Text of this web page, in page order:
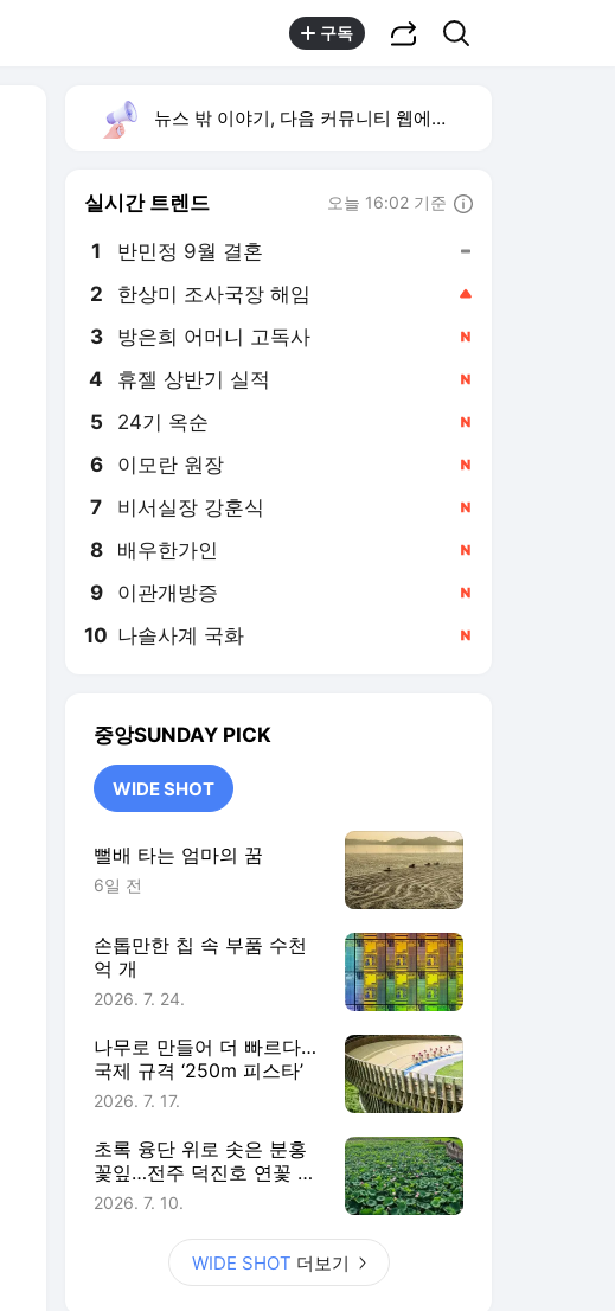
구독
뉴스 밖 이야기, 다음 커뮤니티 웹에서 보기
실시간 트렌드 오늘 16:02 기준
1 반민정 9월 결혼
2 한상미 조사국장 해임
3 방은희 어머니 고독사
4 휴젤 상반기 실적
5 24기 옥순
6 이모란 원장
7 비서실장 강훈식
8 배우한가인
9 이관개방증
10 나솔사계 국화
중앙SUNDAY PICK
WIDE SHOT
뻘배 타는 엄마의 꿈
6일 전
손톱만한 칩 속 부품 수천
억 개
2026. 7. 24.
나무로 만들어 더 빠르다…
국제 규격 ‘250m 피스타’
2026. 7. 17.
초록 융단 위로 솟은 분홍
꽃잎…전주 덕진호 연꽃 만
개
2026. 7. 10.
WIDE SHOT 더보기